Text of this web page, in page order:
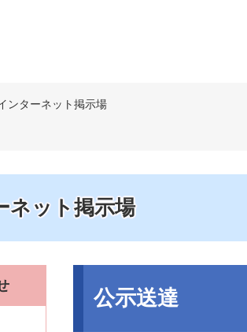
ンターネット掲示場
ネット掲示場
公示送達